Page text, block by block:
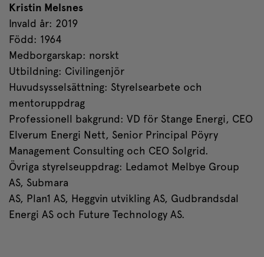
Kristin Melsnes
Invald år: 2019
Född: 1964
Medborgarskap: norskt
Utbildning: Civilingenjör
Huvudsysselsättning: Styrelsearbete och
mentoruppdrag
Professionell bakgrund: VD för Stange Energi, CEO
Elverum Energi Nett, Senior Principal Pöyry
Management Consulting och CEO Solgrid.
Övriga styrelseuppdrag: Ledamot Melbye Group
AS, Submara
AS, Plan1 AS, Heggvin utvikling AS, Gudbrandsdal
Energi AS och Future Technology AS.